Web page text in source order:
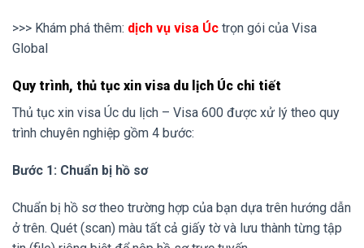
>>> Khám phá thêm: dịch vụ visa Úc trọn gói của Visa
Global
Quy trình, thủ tục xin visa du lịch Úc chi tiết
Thủ tục xin visa Úc du lịch – Visa 600 được xử lý theo quy
trình chuyên nghiệp gồm 4 bước:
Bước 1: Chuẩn bị hồ sơ
Chuẩn bị hồ sơ theo trường hợp của bạn dựa trên hướng dẫn
ở trên. Quét (scan) màu tất cả giấy tờ và lưu thành từng tập